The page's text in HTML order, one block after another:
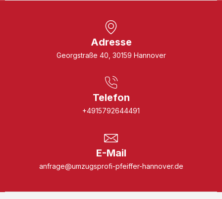
Adresse
Georgstraße 40, 30159 Hannover
Telefon
+4915792644491
E-Mail
anfrage@umzugsprofi-pfeiffer-hannover.de